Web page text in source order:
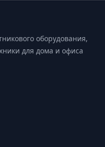
оборудования,
для дома и офиса